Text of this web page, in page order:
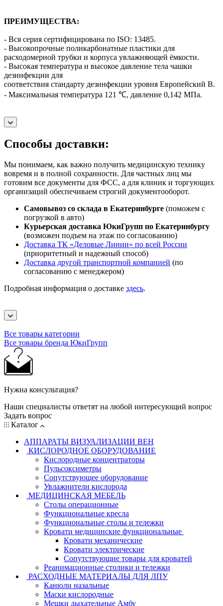
ПРЕИМУЩЕСТВА:
- Вся серия сертифицирована по ISO: 13485.
- Высокопрочные поликарбонатные пластики для
расходомерной трубки и корпуса увлажняющей ёмкости.
- Высокая температура и высокое давление тела чашки
дезинфекции для
соответствия стандарту дезинфекции уровня Европейский B.
- Максимальная температура 121 ℃, давление 0,142 МПа.
Способы доставки:
Мы понимаем, как важно получить медицинскую технику
вовремя и в полной сохранности. Для частных лиц мы
готовим все документы для ФСС, а для клиник и торгующих
организаций обеспечиваем строгий документооборот.
Самовывоз со склада в Екатеринбурге (поможем с
погрузкой в авто)
Курьерская доставка ЮкиГрупп по Екатеринбургу
(возможен подъем на этаж по согласованию)
Доставка ТК «Деловые Линии» по всей России
(приоритетный и надежный способ)
Доставка другой транспортной компанией (по
согласованию с менеджером)
Подробная информация о доставке здесь.
Все товары категории
Все товары бренда ЮкиГрупп
Нужна консультация?
Наши специалисты ответят на любой интересующий вопрос
Задать вопрос
Каталог
АППАРАТЫ ВИЗУАЛИЗАЦИИ ВЕН
КИСЛОРОДНОЕ ОБОРУДОВАНИЕ
Кислородные концентраторы
Пульсоксиметры
Сопутствующее оборудование
Увлажнители кислорода
МЕДИЦИНСКАЯ МЕБЕЛЬ
Столы операционные
Функциональные кресла
Функциональные столы и тележки
Кровати медицинские функциональные
Кровати механические
Кровати электрические
Сопутствующие товары для кроватей
Реанимационные столики и тележки
РАСХОДНЫЕ МАТЕРИАЛЫ ДЛЯ ЛПУ
Канюли назальные
Маски кислородные
Мешки дыхательные Амбу